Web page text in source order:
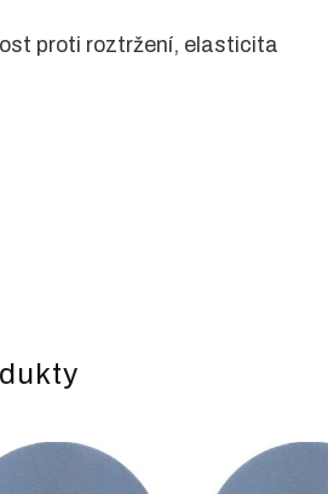
proti roztržení, elasticita